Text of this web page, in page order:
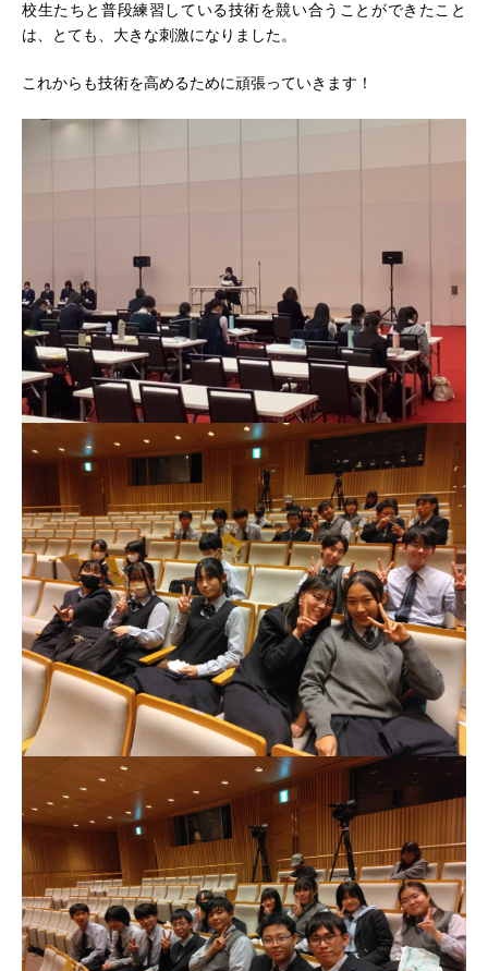
校生たちと普段練習している技術を競い合うことができたこと
は、とても、大きな刺激になりました。
これからも技術を高めるために頑張っていきます！